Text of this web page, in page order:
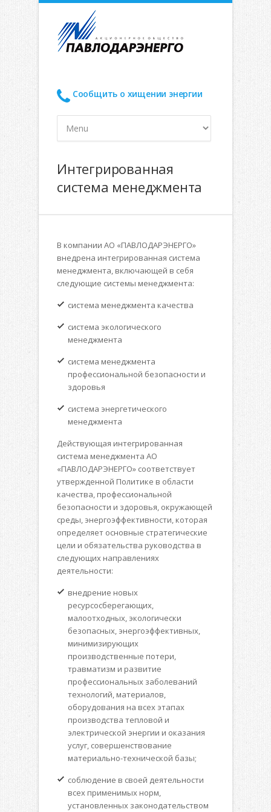
Сообщить о хищении энергии
Интегрированная
система менеджмента
В компании АО «ПАВЛОДАРЭНЕРГО»
внедрена интегрированная система
менеджмента, включающей в себя
следующие системы менеджмента:
система менеджмента качества
система экологического
менеджмента
система менеджмента
профессиональной безопасности и
здоровья
система энергетического
менеджмента
Действующая интегрированная
система менеджмента АО
«ПАВЛОДАРЭНЕРГО» соответствует
утвержденной Политике в области
качества, профессиональной
безопасности и здоровья, окружающей
среды, энергоэффективности, которая
определяет основные стратегические
цели и обязательства руководства в
следующих направлениях
деятельности:
внедрение новых
ресурсосберегающих,
малоотходных, экологически
безопасных, энергоэффективных,
минимизирующих
производственные потери,
травматизм и развитие
профессиональных заболеваний
технологий, материалов,
оборудования на всех этапах
производства тепловой и
электрической энергии и оказания
услуг, совершенствование
материально-технической базы;
соблюдение в своей деятельности
всех применимых норм,
установленных законодательством